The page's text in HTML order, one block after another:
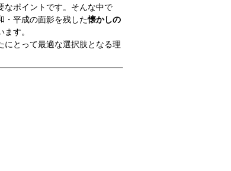
なポイントです。そんな中で
・平成の面影を残した懐かしの
す。
にとって最適な選択肢となる理